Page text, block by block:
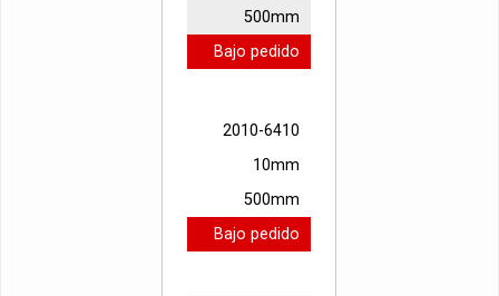
500mm
Bajo pedido
2010-6410
10mm
500mm
Bajo pedido